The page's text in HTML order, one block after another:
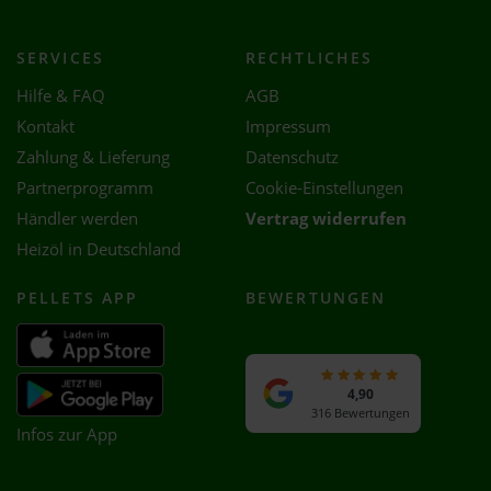
SERVICES
Hilfe & FAQ
Kontakt
Zahlung & Lieferung
Partnerprogramm
Händler werden
Heizöl in Deutschland
RECHTLICHES
AGB
Impressum
Datenschutz
Cookie-Einstellungen
Vertrag widerrufen
PELLETS APP
Infos zur App
BEWERTUNGEN
4,90
316 Bewertungen